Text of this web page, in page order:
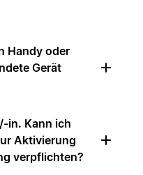
Handy oder
Gerät
in. Kann ich
Aktivierung
verpflichten?